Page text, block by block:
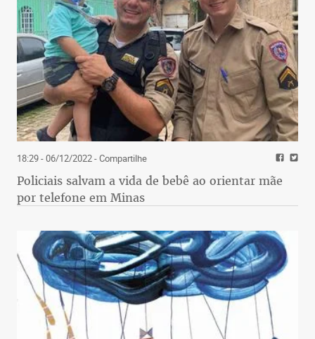
18:29 - 06/12/2022- Compartilhe
Policiais salvam a vida de bebê ao orientar mãe
por telefone em Minas